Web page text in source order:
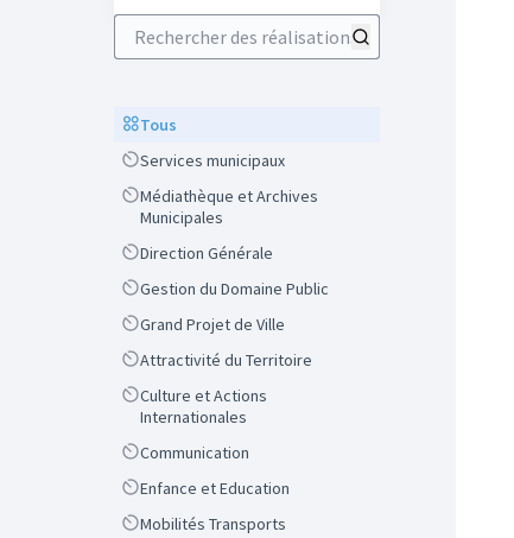
Rechercher des réalisations
ScopeTous
ScopeServices municipaux
Scope
Médiathèque et Archives
Municipales
ScopeDirection Générale
ScopeGestion du Domaine Public
ScopeGrand Projet de Ville
ScopeAttractivité du Territoire
Scope
Culture et Actions
Internationales
ScopeCommunication
ScopeEnfance et Education
ScopeMobilités Transports